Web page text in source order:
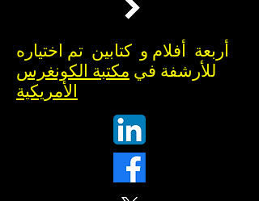
أربعة أفلام و كتابين تم اختياره
للأرشفة في مكتبة الكونغرس
الأمريكية